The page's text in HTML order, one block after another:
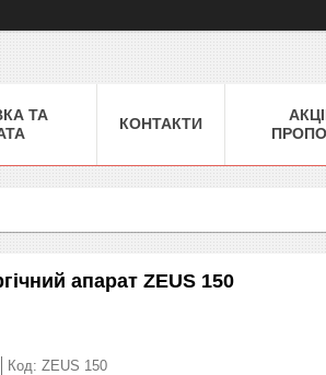
ТА
КОНТАКТИ
апарат ZEUS 150
Код: ZEUS 150